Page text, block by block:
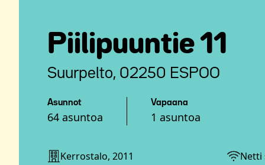
Piilipuuntie 11
Suurpelto, 02250 ESPOO
Asunnot
64 asuntoa
Vapaana
1 asuntoa
Kerrostalo, 2011
Netti